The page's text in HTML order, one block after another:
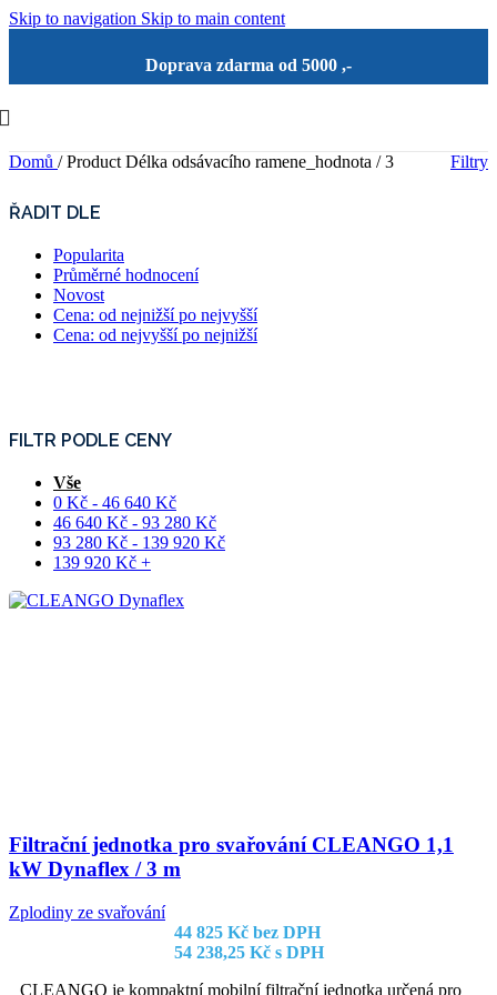
Skip to navigation Skip to main content
Doprava zdarma od 5000 ,-
Domů / Product Délka odsávacího ramene_hodnota / 3 Filtry
ŘADIT DLE
Popularita
Průměrné hodnocení
Novost
Cena: od nejnižší po nejvyšší
Cena: od nejvyšší po nejnižší
FILTR PODLE CENY
Vše
0 Kč - 46 640 Kč
46 640 Kč - 93 280 Kč
93 280 Kč - 139 920 Kč
139 920 Kč +
Filtrační jednotka pro svařování CLEANGO 1,1
kW Dynaflex / 3 m
Zplodiny ze svařování
44 825 Kčbez DPH
54 238,25 Kčs DPH
CLEANGO je kompaktní mobilní filtrační jednotka určená pro